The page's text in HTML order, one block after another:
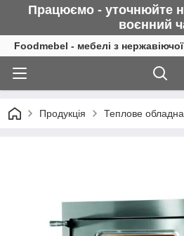
Працюємо - уточнюйте
воєнний
Foodmebel - мебелі з нержавіючої
Продукція Теплове